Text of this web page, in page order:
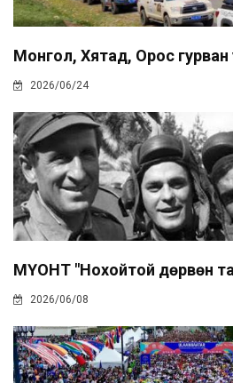
Монгол, Хятад, Орос гурван
2026/06/24
МҮОНТ "Нохойтой дөрвөн
2026/06/08